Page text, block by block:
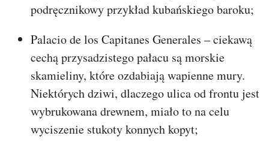
podręcznikowy przykład kubańskiego baroku;
Palacio de los Capitanes Generales – ciekawą
cechą przysadzistego pałacu są morskie
skamieliny, które ozdabiają wapienne mury.
Niektórych dziwi, dlaczego ulica od frontu jest
wybrukowana drewnem, miało to na celu
wyciszenie stukoty konnych kopyt;